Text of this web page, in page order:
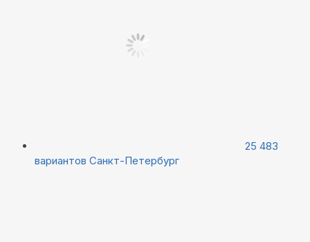
25 483
вариантов Санкт-Петербург